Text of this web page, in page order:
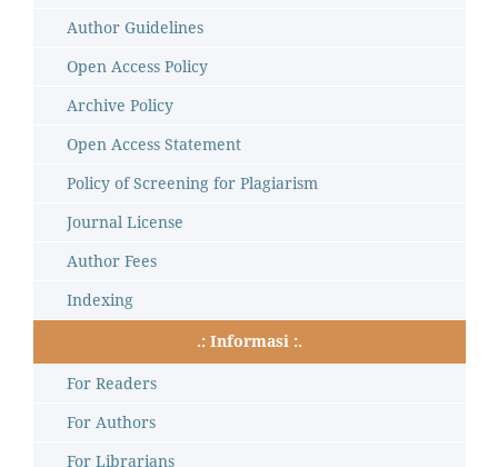
Author Guidelines
Open Access Policy
Archive Policy
Open Access Statement
Policy of Screening for Plagiarism
Journal License
Author Fees
Indexing
.: Informasi :.
For Readers
For Authors
For Librarians